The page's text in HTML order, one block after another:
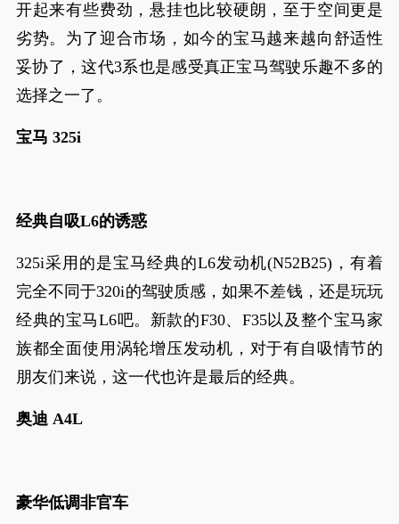
开起来有些费劲，悬挂也比较硬朗，至于空间更是
劣势。为了迎合市场，如今的宝马越来越向舒适性
妥协了，这代3系也是感受真正宝马驾驶乐趣不多的
选择之一了。
宝马 325i
经典自吸L6的诱惑
325i采用的是宝马经典的L6发动机(N52B25)，有着
完全不同于320i的驾驶质感，如果不差钱，还是玩玩
经典的宝马L6吧。新款的F30、F35以及整个宝马家
族都全面使用涡轮增压发动机，对于有自吸情节的
朋友们来说，这一代也许是最后的经典。
奥迪 A4L
豪华低调非官车